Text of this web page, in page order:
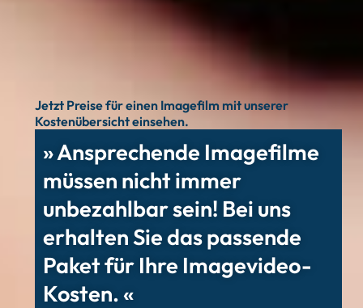
Jetzt Preise für einen Imagefilm mit unserer
Kostenübersicht einsehen.
» Ansprechende Imagefilme
müssen nicht immer
unbezahlbar sein! Bei uns
erhalten Sie das passende
Paket für Ihre Imagevideo-
Kosten. «